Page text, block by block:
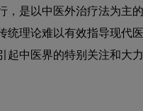
是以中医外治疗法为主
理论难以有效指导现代
中医界的特别关注和大力